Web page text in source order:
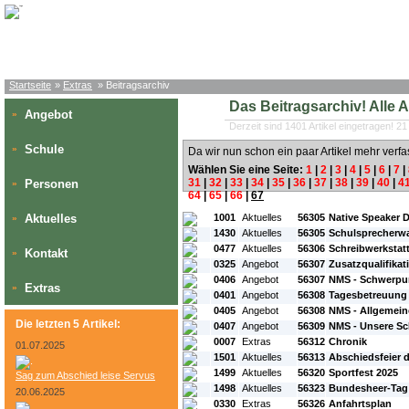
Startseite » Extras » Beitragsarchiv
» Angebot
» Schule
» Personen
» Aktuelles
» Kontakt
» Extras
Die letzten 5 Artikel:
01.07.2025
Sag zum Abschied leise Servus
20.06.2025
Das Beitragsarchiv! Alle
Derzeit sind 1401 Artikel eingetragen!
Da wir nun schon ein paar Artikel mehr
Wählen Sie eine Seite: 1 2 3 4 5 6 7
31
32 33 34 35 36 37 38 39 40
64|65|66|67
#L: #ID: #Rubrik:
1001 Aktuelles 56305 Native Speaker
1430 Aktuelles 56305
0477 Aktuelles 56306
0325 Angebot 56307
0406 Angebot 56307 NMS -
0401 Angebot 56308
0405 Angebot 56308 NMS -
0407 Angebot 56309 NMS - Unsere
0007 Extras 56312 Chronik
1501 Aktuelles 56313 Abschiedsfeier
1499 Aktuelles 56320 Sportfest 2025
1498 Aktuelles 56323 Bundesheer-Tag
0330 Extras 56326 Anfahrtsplan